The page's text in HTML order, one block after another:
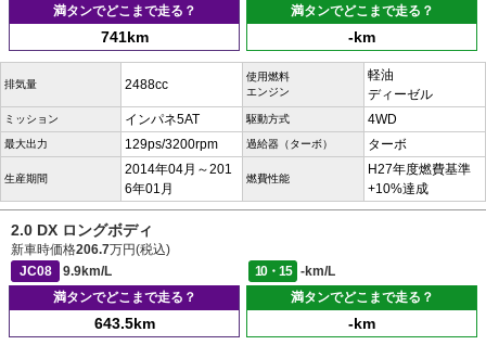
満タンでどこまで走る？
741km
満タンでどこまで走る？
-km
排気量 2488cc
使用燃料
エンジン
軽油
ディーゼル
ミッション インパネ5AT 駆動方式 4WD
最大出力 129ps/3200rpm 過給器（ターボ） ターボ
生産期間
2014年04月～201
6年01月
燃費性能
H27年度燃費基準
+10%達成
2.0 DX ロングボディ
新車時価格206.7万円(税込)
JC08
9.9km/L 10・15
-km/L
満タンでどこまで走る？
643.5km
満タンでどこまで走る？
-km